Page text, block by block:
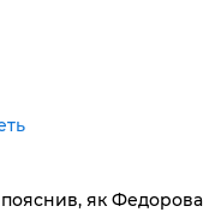
як Федорова